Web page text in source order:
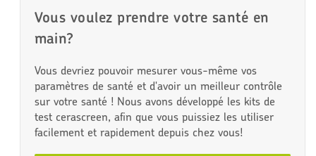
Vous voulez prendre votre santé en
main?
Vous devriez pouvoir mesurer vous-même vos
paramètres de santé et d'avoir un meilleur contrôle
sur votre santé ! Nous avons développé les kits de
test cerascreen, afin que vous puissiez les utiliser
facilement et rapidement depuis chez vous!